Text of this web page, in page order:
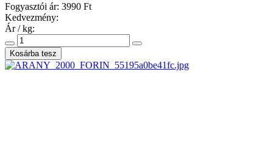
Fogyasztói ár: 3990 Ft
Kedvezmény:
Ár / kg: